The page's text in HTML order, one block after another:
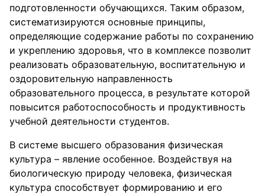
подготовленности обучающихся. Таким образом,
систематизируются основные принципы,
определяющие содержание работы по сохранению
и укреплению здоровья, что в комплексе позволит
реализовать образовательную, воспитательную и
оздоровительную направленность
образовательного процесса, в результате которой
повысится работоспособность и продуктивность
учебной деятельности студентов.
В системе высшего образования физическая
культура – явление особенное. Воздействуя на
биологическую природу человека, физическая
культура способствует формированию и его